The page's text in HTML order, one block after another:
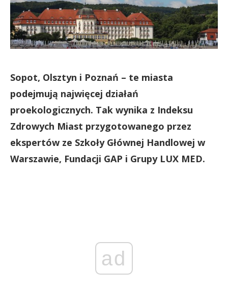
Sopot, Olsztyn i Poznań – te miasta
podejmują najwięcej działań
proekologicznych. Tak wynika z Indeksu
Zdrowych Miast przygotowanego przez
ekspertów ze Szkoły Głównej Handlowej w
Warszawie, Fundacji GAP i Grupy LUX MED.
ad